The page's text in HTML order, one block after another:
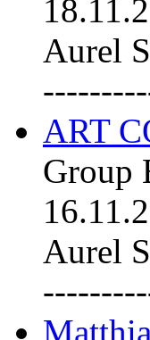
Aurel
ART
Group
Aurel